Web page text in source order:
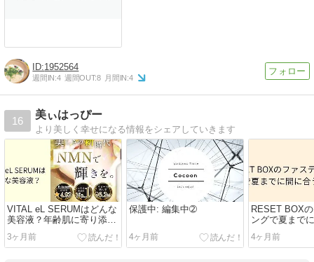
1952564
週間IN:4 週間OUT:8 月間IN:4
16
美ぃはっぴー
より美しく幸せになる情報をシェアしていきます
VITAL eL SERUMはどんな
美容液？年齢肌に寄り添う
次世代ケアを解説
3ヶ月前
保護中: 編集中➁
4ヶ月前
RESET BOX
ングで夏まで
今から始める
4ヶ月前